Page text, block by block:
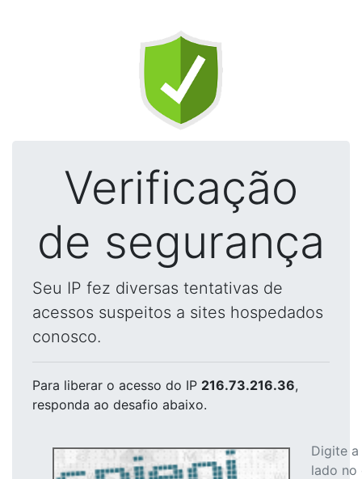
Verificação
de segurança
Seu IP fez diversas tentativas de
acessos suspeitos a sites hospedados
conosco.
Para liberar o acesso do IP 216.73.216.36,
responda ao desafio abaixo.
Digite
lado no